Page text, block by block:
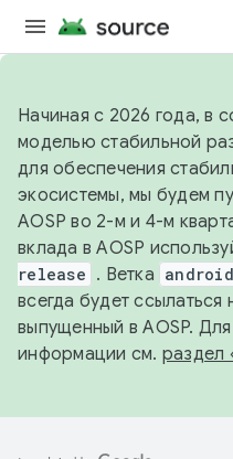
Начиная с 2026 года, в
моделью стабильной
для обеспечения
экосистемы, мы будем
AOSP во 2-м и 4-м
вклада в AOSP
release . Ветка
всегда будет
выпущенный в AOSP.
информации см. раздел